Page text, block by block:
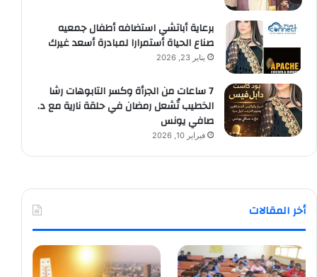
برعاية أباتشي استضافه أطفال جمعيه
صناع الحياة أستمرارا لمبادرة أسعد غيرك
يناير 23, 2026
7 ساعات من الجرأة وكسر التابوهات رشا
الخطيب تُشعل رمضان في حلقة نارية مع د.
صافي يونس
فبراير 10, 2026
أخر المقالات